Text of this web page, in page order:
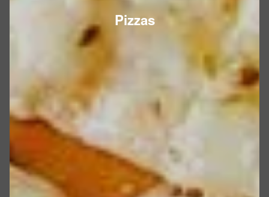
Pizzas